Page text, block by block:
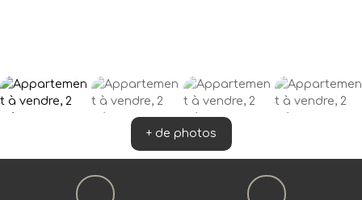
FR Estimation
+ de photos